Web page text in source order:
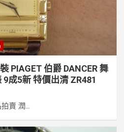
PIAGET 伯爵 DANCER 舞
成5新 特價出清 ZR481
賣 潤...